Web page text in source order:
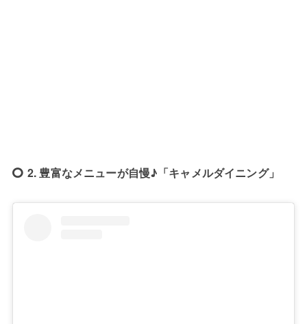
2. 豊富なメニューが自慢♪「キャメルダイニング」